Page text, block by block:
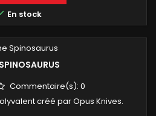
En stock
Commentaire(s): 0
créé par Opus Knives.